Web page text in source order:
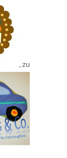
, zu